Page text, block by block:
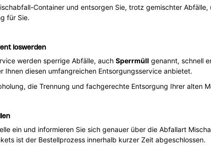
Container und entsorgen Sie, trotz gemischter
für Sie.
loswerden
werden sperrige Abfälle, auch Sperrmüll genannt, schnell
Ihnen diesen umfangreichen Entsorgungsservice anbietet.
die Trennung und fachgerechte Entsorgung Ihrer alten
ein und informieren Sie sich genauer über die Abfallart
ist der Bestellprozess innerhalb kurzer Zeit abgeschlossen.